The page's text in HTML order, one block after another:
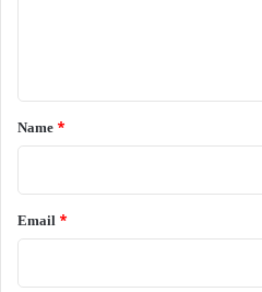
*
Name *
Email *